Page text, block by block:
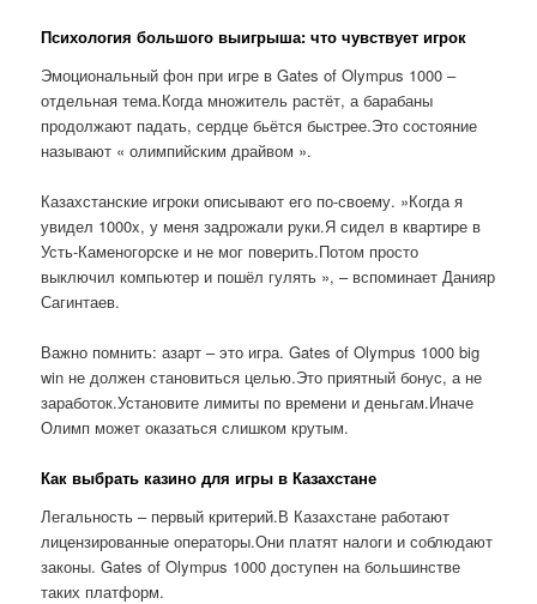
Психология большого выигрыша: что чувствует игрок
Эмоциональный фон при игре в Gates of Olympus 1000 –
отдельная тема.Когда множитель растёт, а барабаны
продолжают падать, сердце бьётся быстрее.Это состояние
называют « олимпийским драйвом ».
Казахстанские игроки описывают его по-своему. »Когда я
увидел 1000x, у меня задрожали руки.Я сидел в квартире в
Усть-Каменогорске и не мог поверить.Потом просто
выключил компьютер и пошёл гулять », – вспоминает Данияр
Сагинтаев.
Важно помнить: азарт – это игра. Gates of Olympus 1000 big
win не должен становиться целью.Это приятный бонус, а не
заработок.Установите лимиты по времени и деньгам.Иначе
Олимп может оказаться слишком крутым.
Как выбрать казино для игры в Казахстане
Легальность – первый критерий.В Казахстане работают
лицензированные операторы.Они платят налоги и соблюдают
законы. Gates of Olympus 1000 доступен на большинстве
таких платформ.